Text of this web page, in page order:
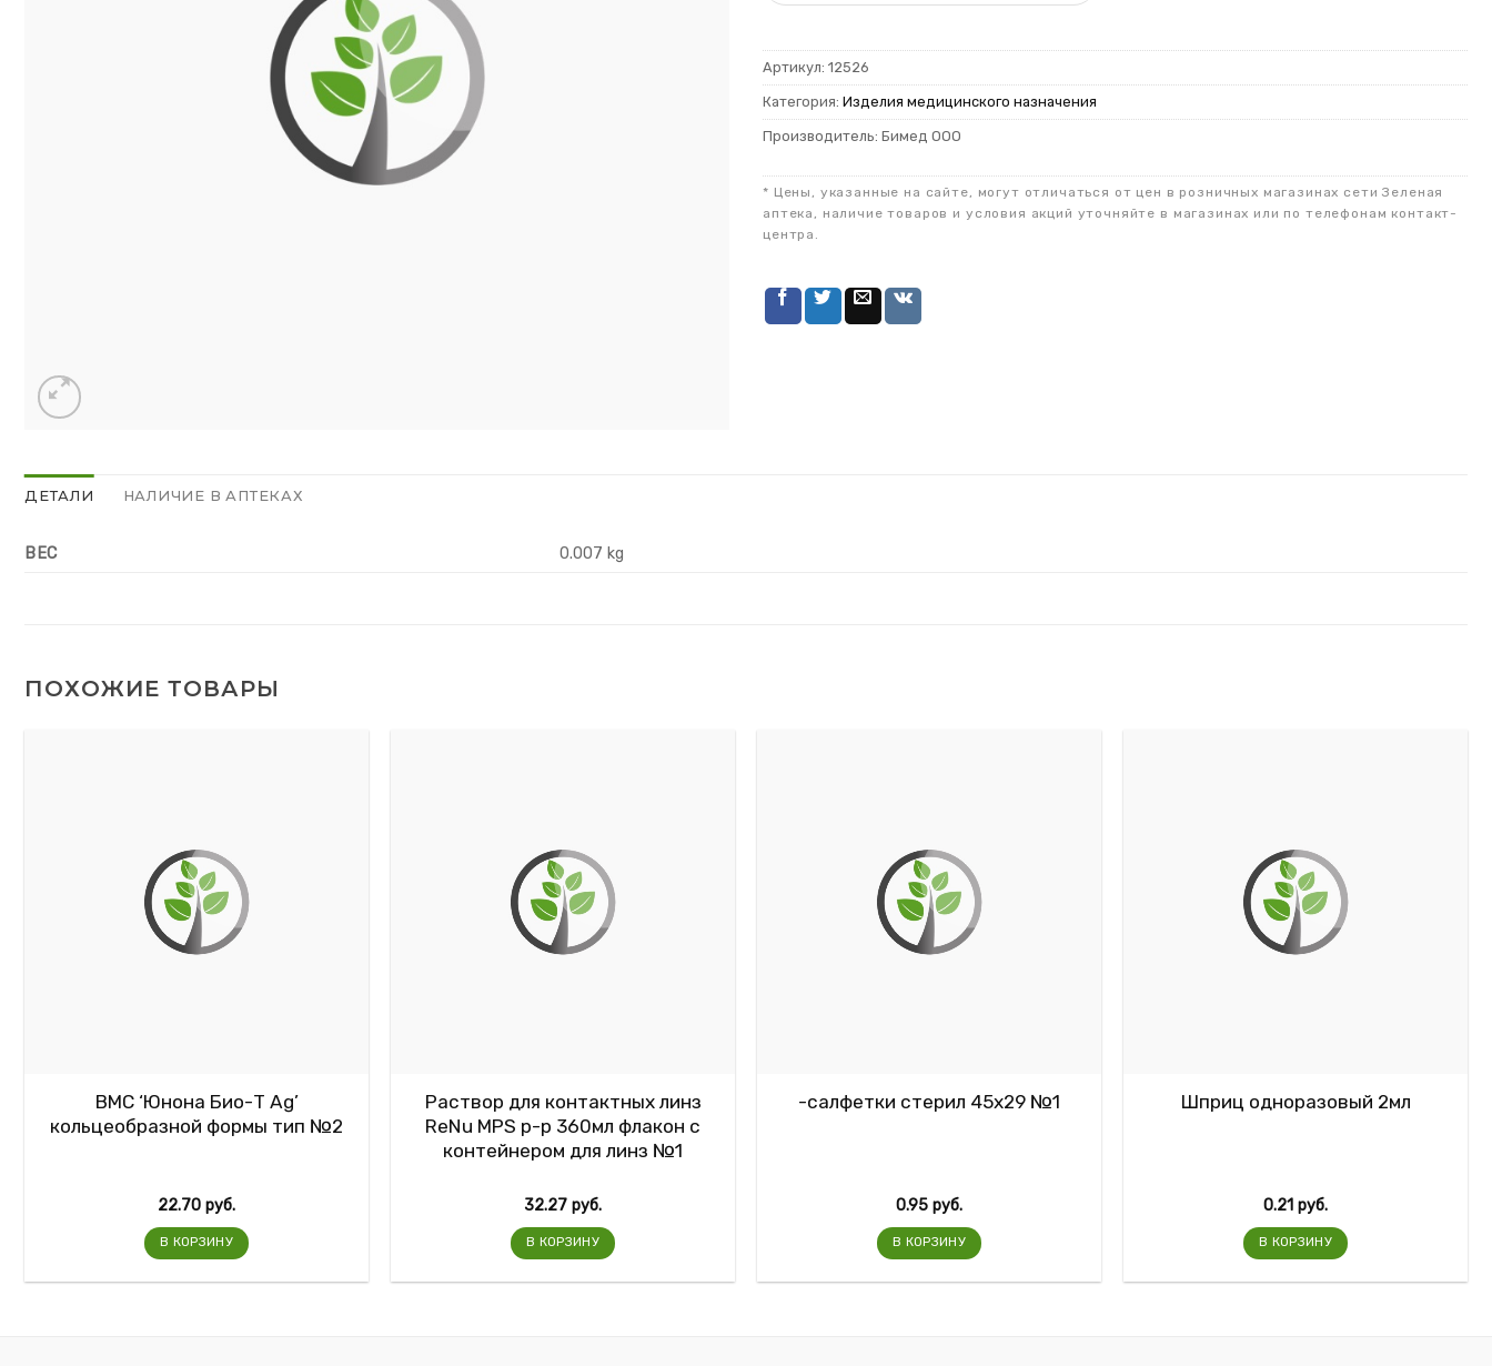
Артикул: 12526
Категория: Изделия медицинского назначения
Производитель: Бимед ООО
* Цены, указанные на сайте, могут отличаться от цен в розничных магазинах сети Зеленая
аптека, наличие товаров и условия акций уточняйте в магазинах или по телефонам контакт-
центра.
ДЕТАЛИ НАЛИЧИЕ В АПТЕКАХ
ВЕС 0.007 kg
ПОХОЖИЕ ТОВАРЫ
ВМС ‘Юнона Био-Т Аg’
кольцеобразной формы тип №2
22.70 руб.
В КОРЗИНУ
Раствор для контактных линз
ReNu MPS р-р 360мл флакон с
контейнером для линз №1
32.27 руб.
В КОРЗИНУ
-салфетки стерил 45х29 №1
0.95 руб.
В КОРЗИНУ
Шприц одноразовый 2мл
0.21 руб.
В КОРЗИНУ